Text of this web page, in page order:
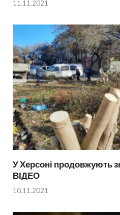
11.11.2021
У Херсоні продовжують
ВІДЕО
10.11.2021